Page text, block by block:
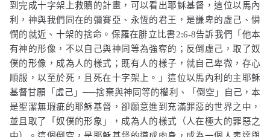
到完成十字架上救贖的計畫，可以看出耶穌基督，這位以馬內
利，神與我們同在的彌賽亞、永恆的君王，是謙卑的虛己、憐
憫的就近、十架的捨命。保羅在腓立比書2:6-8告訴我們「 他本
有神的形像，不以自己與神同等為強奪的；反倒虛己，取了奴
僕的形像，成為人的樣式；既有人的樣子，就自己卑微，存心
順服，以至於死，且死在十字架上。」這位以馬內利的主耶穌
基督甘願「虛己」──捨棄與神同等的權利、「倒空」自己，本
是聖潔無瑕疵的耶穌基督，卻願意進到充滿罪惡的世界之中，
並且取了「奴僕的形象」，成為人的樣式（人在極大的罪惡之